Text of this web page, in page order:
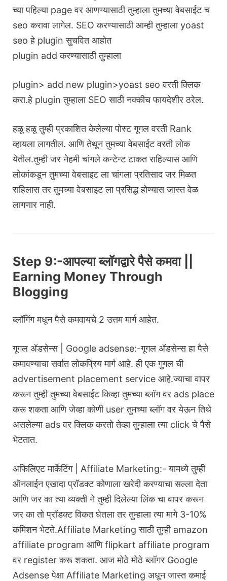
च्या पहिल्या page वर आणण्यासाठी तुम्हाला तुमच्या वेबसाईट च
seo करावा लागेल. SEO करण्यासाठी आम्ही तुम्हाला yoast
seo हे plugin सुचवित आहोत
plugin add करण्यासाठी तुम्हाला
plugin> add new plugin>yoast seo वरती क्लिक
करा.हे plugin तुम्हाला SEO साठी नक्कीच फायदेशीर ठरेल.
हळू हळू तुम्ही प्रकाशित केलेल्या पोस्ट गूगल वरती Rank
व्हायला लागतील. आणि तेथून तुमच्या वेबसाईट वरती लोक
येतील.तुम्ही जर नेहमी चांगले कन्टेन्ट टाकत राहिल्यास आणि
लोकांकडून तुमच्या वेबसाइट ला चांगला प्रतिसाद जर मिळत
राहिलास तर तुमच्या वेबसाइट ला प्रसिद्ध होण्यास जास्त वेळ
लागणार नाही.
Step 9:-आपल्या ब्लॉगद्वारे पैसे कमवा ||
Earning Money Through
Blogging
ब्लॉगिंग मधून पैसे कमवायचे 2 उत्तम मार्ग आहेत.
गूगल अ‍ॅडसेन्स | Google adsense:-गूगल अ‍ॅडसेन्स हा पैसे
कमावण्याचा सर्वात लोकप्रिय मार्ग आहे. ही एक गुगल ची
advertisement placement service आहे.ज्याचा वापर
करून तुम्ही तुमच्या वेबसाईट किव्हा तुमच्या ब्लॉग वर ads place
करू शकता आणि जेव्हा कोणी user तुमच्या ब्लॉग वर येऊन तिथे
असलेल्या ads वर क्लिक करतो तेव्हा तुम्हाला त्या click चे पैसे
भेटतात.
अफिलिएट मार्केटिंग | Affiliate Marketing:- यामध्ये तुम्ही
ऑनलाईन एखादा प्रॉडक्ट कोणाला खरेदी करण्याचा सल्ला देता
आणि जर का त्या व्यक्ती ने तुम्ही दिलेल्या लिंक चा वापर करून
जर का तो प्रॉडक्ट विकत घेतला तर तुम्हाला त्या मागे 3-10%
कमिशन भेटते.Affiliate Marketing साठी तुम्ही amazon
affiliate program आणि flipkart affiliate program
वर register करू शकता. आज मोठे मोठे ब्लॉगर Google
Adsense पेक्षा Affiliate Marketing अधून जास्त कमाई